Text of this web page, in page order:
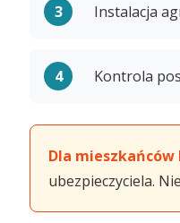
Instalacja
Kontrola
Dla mieszkańców
ubezpieczyciela.